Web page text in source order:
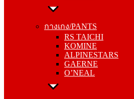
กางเกง/PANTS
RS TAICHI
KOMINE
ALPINESTARS
GAERNE
O’NEAL
กางเกง/PANTS
KOMINE
ALPINESTARS
GAERNE
O’NEAL
รองเท้า/BOOTS